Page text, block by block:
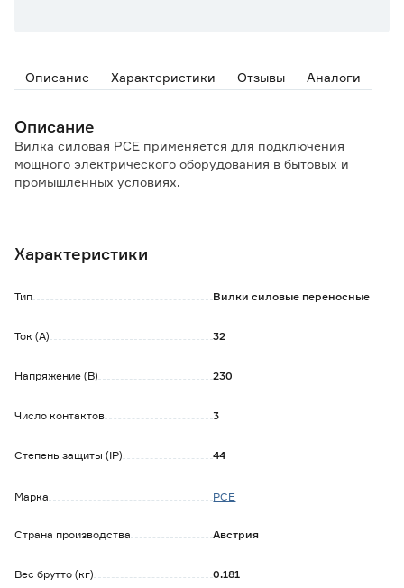
Описание Характеристики Отзывы Аналоги
Описание
Вилка силовая PCE применяется для подключения
мощного электрического оборудования в бытовых и
промышленных условиях.
герметичностью;
материал);
- устойчивость к механическому воздействию;
- стойкость к атмосферным изменениям.
Характеристики
Тип Вилки силовые переносные
Ток (А) 32
Напряжение (В) 230
Число контактов 3
Степень защиты (IP) 44
Марка PCE
Страна производства Австрия
Вес брутто (кг) 0.181